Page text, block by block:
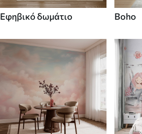
Εφηβικό δωμάτιο Boho